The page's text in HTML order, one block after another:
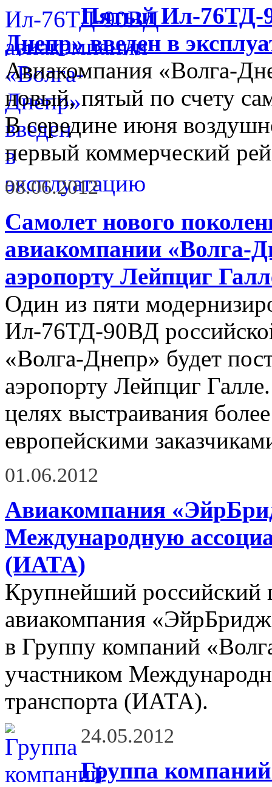
Пятый Ил-76ТД-
Днепр» введен в
Авиакомпания «Волга-
новый, пятый по счету
В середине июня
первый коммерческий
08.06.2012
Самолет нового
авиакомпании «Волга-
аэропорту Лейпциг
Один из пяти
Ил-76ТД-90ВД
«Волга-Днепр» будет
аэропорту Лейпциг
целях выстраивания
европейскими
01.06.2012
Авиакомпания
Международную
(ИАТА)
Крупнейший российский
авиакомпания
в Группу компаний
участником
транспорта (ИАТА).
24.05.2012
Группа